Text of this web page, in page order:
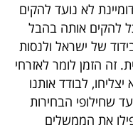
לא נועד להקים
להקים אותה בהבל
של ישראל ולנסות
זה הזמן לומר לאזרחי
לבודד אותנו
שחילופי הבחירות
את הממשלים